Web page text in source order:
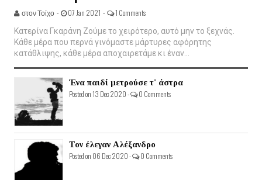
στον Τοίχο - 07 Jan 2021 - 1 Comments
Κατερίνα Γκαράνη Ζούμε το χειρότερο, αυτό μην το ξεχνάς.
Κάθε μέρα που περνά γινόμαστε μάρτυρες αφόρητης
κατάθλιψης, κάθε μέρα αποχαιρετάμε κι έναν...
Ένα παιδί μετρούσε τ' άστρα
Posted on 13 Dec 2020 - 0 Comments
Τον έλεγαν Αλέξανδρο
Posted on 06 Dec 2020 - 0 Comments